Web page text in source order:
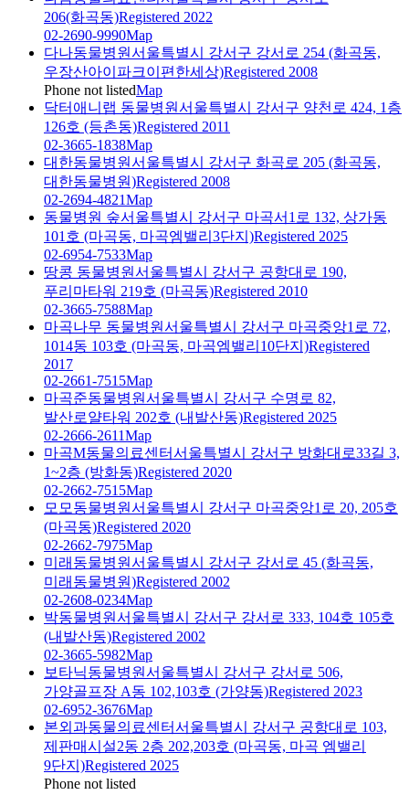
206(화곡동)Registered 2022
02-2690-9990Map
다나동물병원서울특별시 강서구 강서로 254 (화곡동,
우장산아이파크이편한세상)Registered 2008
Phone not listedMap
닥터애니랩 동물병원서울특별시 강서구 양천로 424, 1층
126호 (등촌동)Registered 2011
02-3665-1838Map
대한동물병원서울특별시 강서구 화곡로 205 (화곡동,
대한동물병원)Registered 2008
02-2694-4821Map
동물병원 숲서울특별시 강서구 마곡서1로 132, 상가동
101호 (마곡동, 마곡엠밸리3단지)Registered 2025
02-6954-7533Map
땅콩 동물병원서울특별시 강서구 공항대로 190,
푸리마타워 219호 (마곡동)Registered 2010
02-3665-7588Map
마곡나무 동물병원서울특별시 강서구 마곡중앙1로 72,
1014동 103호 (마곡동, 마곡엠밸리10단지)Registered
2017
02-2661-7515Map
마곡준동물병원서울특별시 강서구 수명로 82,
발산로얄타워 202호 (내발산동)Registered 2025
02-2666-2611Map
마곡M동물의료센터서울특별시 강서구 방화대로33길 3,
1~2층 (방화동)Registered 2020
02-2662-7515Map
모모동물병원서울특별시 강서구 마곡중앙1로 20, 205호
(마곡동)Registered 2020
02-2662-7975Map
미래동물병원서울특별시 강서구 강서로 45 (화곡동,
미래동물병원)Registered 2002
02-2608-0234Map
박동물병원서울특별시 강서구 강서로 333, 104호 105호
(내발산동)Registered 2002
02-3665-5982Map
보타닉동물병원서울특별시 강서구 강서로 506,
가양골프장 A동 102,103호 (가양동)Registered 2023
02-6952-3676Map
본외과동물의료센터서울특별시 강서구 공항대로 103,
제판매시설2동 2층 202,203호 (마곡동, 마곡 엠밸리
9단지)Registered 2025
Phone not listed